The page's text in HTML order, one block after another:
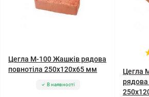
Цегла М-100 Жашків рядова
повнотіла 250х120х65 мм
В наявності
Цегла
рядова